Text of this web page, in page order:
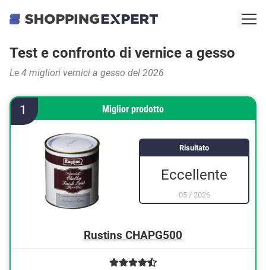
Test e confronto di vernice a gesso
Le 4 migliori vernici a gesso del 2026
1 Miglior prodotto
Risultato
Eccellente
05/ 2026
Rustins CHAPG500